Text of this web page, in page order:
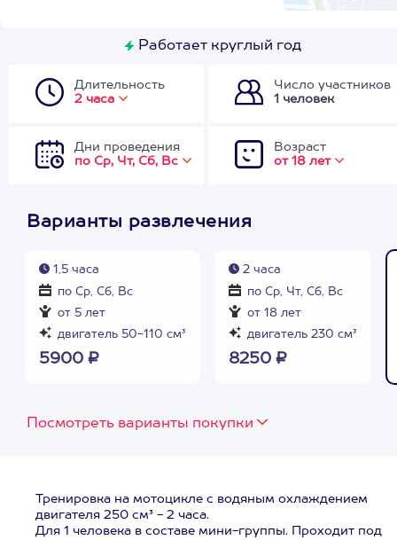
Работает круглый год
Длительность
2 часа
Число участников
1 человек
Дни проведения
по Ср, Чт, Сб, Вс
Возраст
от 18 лет
Варианты развлечения
1,5 часа
по Ср, Сб, Вс
от 5 лет
двигатель 50-110 см³
5900 ₽
2 часа
по Ср, Чт, Сб, Вс
от 18 лет
двигатель 230 см³
8250 ₽
Посмотреть варианты покупки
Тренировка на мотоцикле с водяным охлаждением
двигателя 250 см³ - 2 часа.
Для 1 человека в составе мини-группы. Проходит под